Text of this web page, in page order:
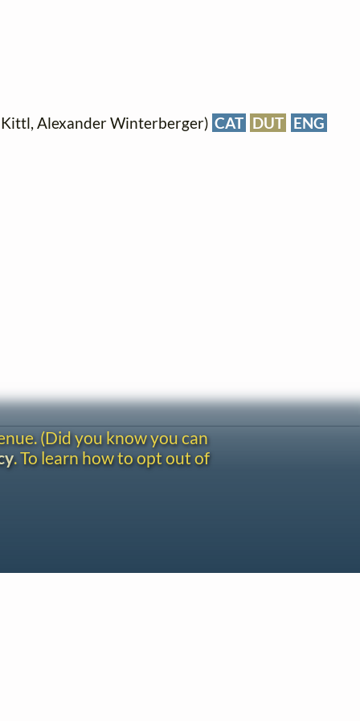
Kittl, Alexander Winterberger) CAT DUT ENG
(Did you know you can
. To learn how to opt out of